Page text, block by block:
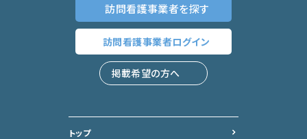
訪問看護事業者を探す
訪問看護事業者ログイン
掲載希望の方へ
トップ